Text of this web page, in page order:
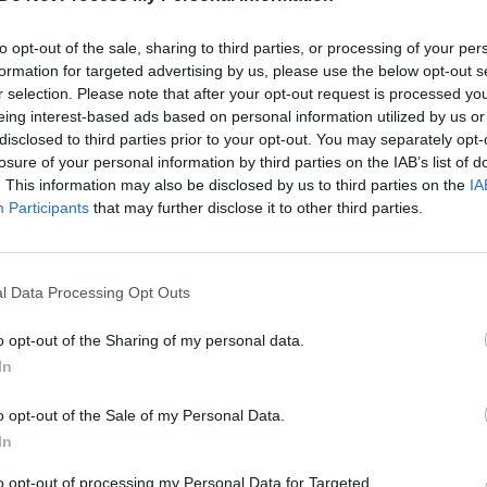
opt-out of the sale, sharing to third parties, or processing of your
for targeted advertising by us, please use the below opt-out
selection. Please note that after your opt-out request is processed
interest-based ads based on personal information utilized by us
to third parties prior to your opt-out. You may separately
of your personal information by third parties on the IAB’s list of
This information may also be disclosed by us to third parties on the
Participants that may further disclose it to other third parties.
Data Processing Opt Outs
opt-out of the Sharing of my personal data.
opt-out of the Sale of my Personal Data.
opt-out of processing my Personal Data for Targeted
su
„Maccabi“:
dėti
akcento ties vienu
strategas į „Žalgirį“
nesidairo: nesame
pasiruošę 100
proc., bet esame
pasirengę laimėti
nedidelę valandos treniruotę, tačiau
pradėjo „dėliotis“ tuomet, kai „Žalgiris“